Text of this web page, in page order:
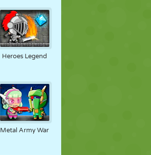
Heroes Legend
Metal Army War